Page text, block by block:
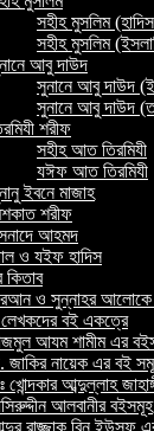
সহীহ মুসলিম
সহীহ মুসলিম
আবু দাউদ
সুনানে আবু দাউদ
সুনানে আবু দাউদ
শরীফ
সহীহ আত তিরমিযী
যঈফ আত তিরমিযী
ইবনে মাজাহ
শরীফ
আহমদ
ও যইফ হাদিস
কিতাব
ও সুন্নাহর আলোকে
বই একত্রে
আযম শামীম এর
জাকির নায়েক এর বই
খোন্দকার আব্দুল্লাহ
আলবানীর বইসমূহ
রাজ্জাক বিন ইউসুফ